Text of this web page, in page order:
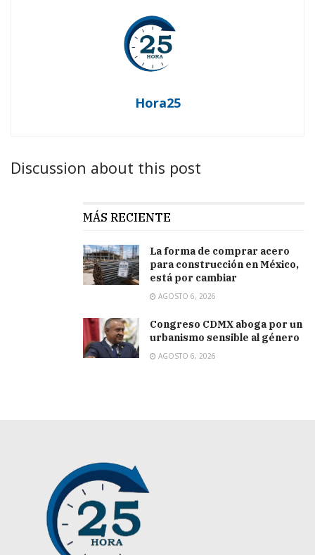
Hora25
Discussion about this post
MÁS RECIENTE
La forma de comprar acero
para construcción en México,
está por cambiar
AGOSTO 6, 2026
Congreso CDMX aboga por un
urbanismo sensible al género
AGOSTO 6, 2026